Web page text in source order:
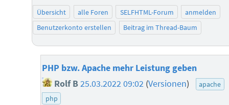
Übersicht alle Foren SELFHTML-Forum
anmelden
Benutzerkonto erstellen
Beitrag im Thread-Baum
PHP bzw. Apache mehr Leistung geben
Rolf B25.03.2022 09:02 (Versionen)
apache
php